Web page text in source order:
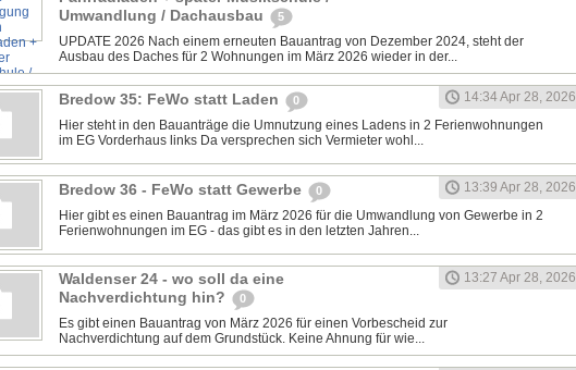
Umwandlung / Dachausbau
5
UPDATE 2026 Nach einem erneuten Bauantrag von Dezember 2024, steht der
Ausbau des Daches für 2 Wohnungen im März 2026 wieder in der...
Bredow 35: FeWo statt Laden 0
14:34 Apr 28, 2026
Hier steht in den Bauanträge die Umnutzung eines Ladens in 2 Ferienwohnungen
im EG Vorderhaus links Da versprechen sich Vermieter wohl...
Bredow 36 - FeWo statt Gewerbe 0
13:39 Apr 28, 2026
Hier gibt es einen Bauantrag im März 2026 für die Umwandlung von Gewerbe in 2
Ferienwohnungen im EG - das gibt es in den letzten Jahren...
Waldenser 24 - wo soll da eine
Nachverdichtung hin?
0
13:27 Apr 28, 2026
Es gibt einen Bauantrag von März 2026 für einen Vorbescheid zur
Nachverdichtung auf dem Grundstück. Keine Ahnung für wie...